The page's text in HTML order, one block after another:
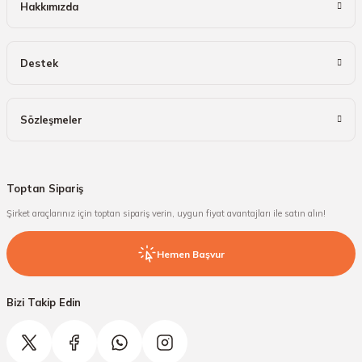
Hakkımızda
Destek
Sözleşmeler
Toptan Sipariş
Şirket araçlarınız için toptan sipariş verin, uygun fiyat avantajları ile satın alın!
Hemen Başvur
Bizi Takip Edin